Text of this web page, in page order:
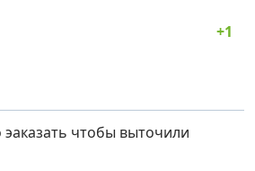
чтобы выточили